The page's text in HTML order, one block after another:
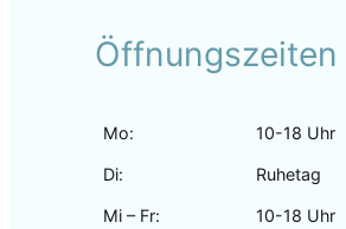
Öffnungszeiten
Mo: 10-18 Uhr
Di: Ruhetag
Mi – Fr: 10-18 Uhr